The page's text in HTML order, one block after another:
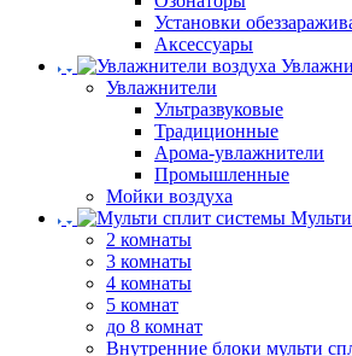
Установки
Аксессуары
Увлажнители
Ультразвуковые
Традиционные
Арома-увлажнители
Промышленные
Мойки воздуха
2 комнаты
3 комнаты
4 комнаты
5 комнат
до 8 комнат
Внутренние блоки мульти